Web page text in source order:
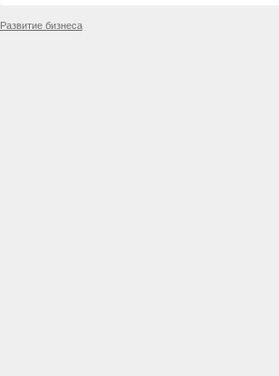
Развитие бизнеса